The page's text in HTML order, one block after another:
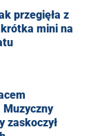
przegięła z
mini na
zaskoczył